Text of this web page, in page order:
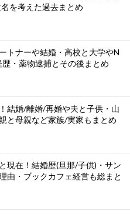
を考えた過去まとめ
トナーや結婚・高校と大学やN
・薬物逮捕とその後まとめ
結婚/離婚/再婚や夫と子供・山
と母親など家族/実家もまとめ
現在！結婚歴(旦那/子供)・サン
由・ブックカフェ経営も総まと